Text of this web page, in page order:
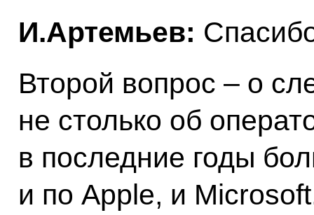
И.Артемьев:
Второй вопрос – о
не столько об
в последние годы
и по Apple, и